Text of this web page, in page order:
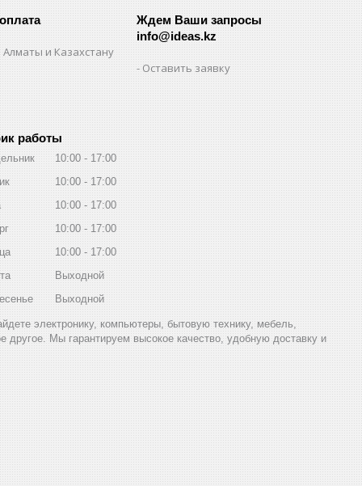
и Казахстану
Ждем Ваши запросы
info@ideas.kz
Оставить заявку
работы
10:00
17:00
10:00
17:00
10:00
17:00
10:00
17:00
10:00
17:00
Выходной
Выходной
электронику, компьютеры, бытовую технику, мебель,
другое. Мы гарантируем высокое качество, удобную доставку и